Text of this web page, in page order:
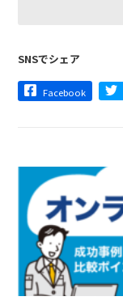
SNSでシェア
Facebook